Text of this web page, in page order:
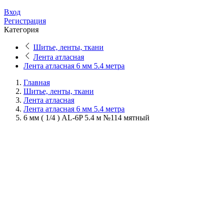
Вход
Регистрация
Категория
Шитье, ленты, ткани
Лента атласная
Лента атласная 6 мм 5.4 метра
Главная
Шитье, ленты, ткани
Лента атласная
Лента атласная 6 мм 5.4 метра
6 мм ( 1/4 ) AL-6P 5.4 м №114 мятный